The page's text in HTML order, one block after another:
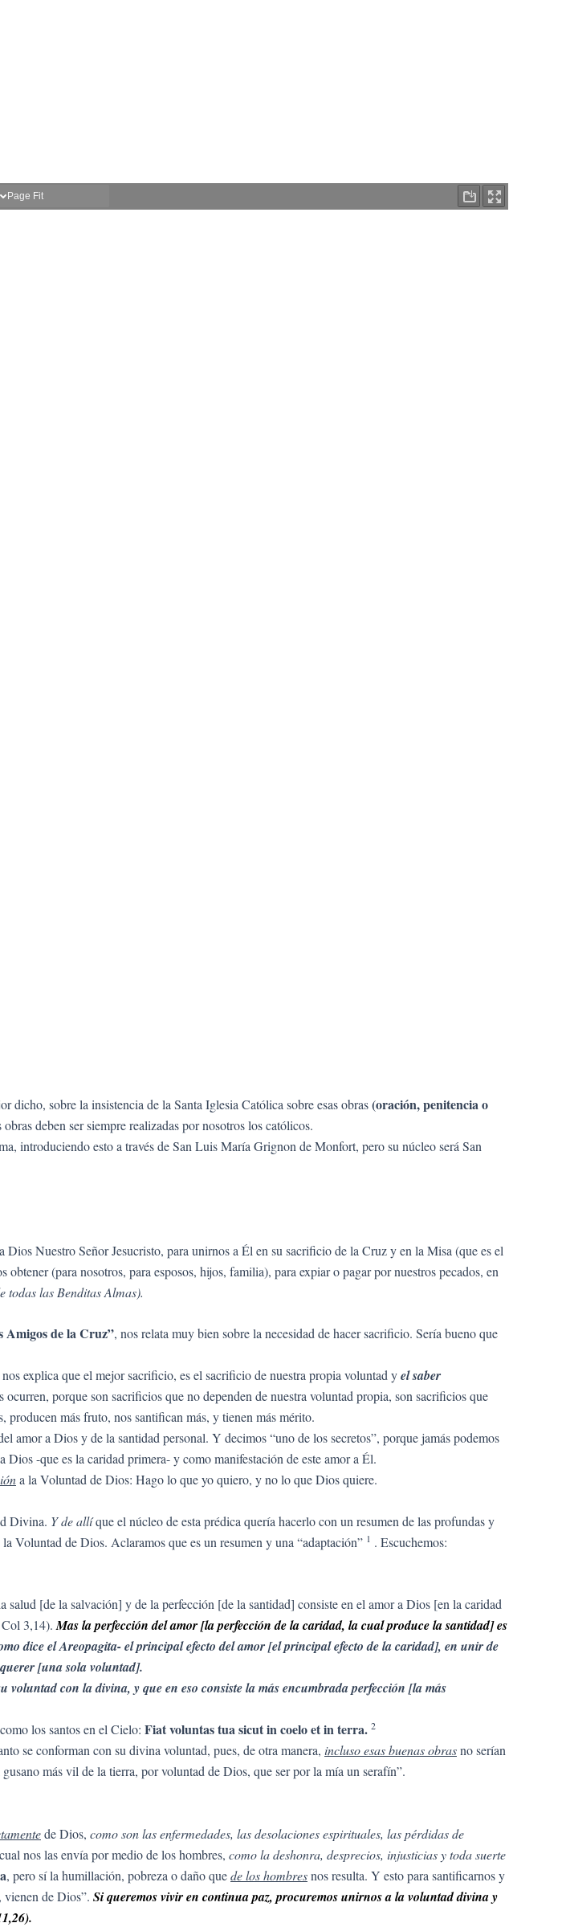
dicho, sobre la insistencia de la Santa Iglesia Católica sobre esas obras(oración, penitencia o
deben ser siempre realizadas por nosotros los católicos.
introduciendo esto a través de San Luis María Grignon de Monfort, pero su núcleo será San
Nuestro Señor Jesucristo, para unirnos a Él en su sacrificio de la Cruz y en la Misa (que es el
(para nosotros, para esposos, hijos, familia), para expiar o pagar por nuestros pecados, en
todas las Benditas Almas).
Amigos de la Cruz”, nos relata muy bien sobre la necesidad de hacer sacrificio. Sería bueno que
explica que el mejor sacrificio, es el sacrificio de nuestra propia voluntad yel saber
ocurren, porque son sacrificios que no dependen de nuestra voluntad propia, son sacrificios que
producen más fruto, nos santifican más, y tienen más mérito.
amor a Dios y de la santidad personal. Y decimos “uno de los secretos”, porque jamás podemos
-que es la caridad primera- y como manifestación de este amor a Él.
a la Voluntad de Dios: Hago lo que yo quiero, y no lo que Dios quiere.
Divina. Y de allíque el núcleo de esta prédica quería hacerlo con un resumen de las profundas y
Voluntad de Dios. Aclaramos que es un resumen y una “adaptación” 1 . Escuchemos:
salud [de la salvación] y de la perfección [de la santidad] consiste en el amor a Dios [en la caridad
Col 3,14).Mas la perfección del amor [la perfección de la caridad, la cual produce la santidad] es
dice el Areopagita- el principal efecto del amor [el principal efecto de la caridad], en unir de
[una sola voluntad].
con la divina, y que en eso consiste la más encumbrada perfección [la más
los santos en el Cielo: Fiat voluntas tua sicut in coelo et in terra. 2
se conforman con su divina voluntad, pues, de otra manera, incluso esas buenas obrasno serían
más vil de la tierra, por voluntad de Dios, que ser por la mía un serafín”.
de Dios, como son las enfermedades, las desolaciones espirituales, las pérdidas de
nos las envía por medio de los hombres, como la deshonra, desprecios, injusticias y toda suerte
, pero sí la humillación, pobreza o daño quede los hombresnos resulta. Y esto para santificarnos y
vienen de Dios”. Si queremos vivir en continua paz, procuremos unirnos a la voluntad divina y